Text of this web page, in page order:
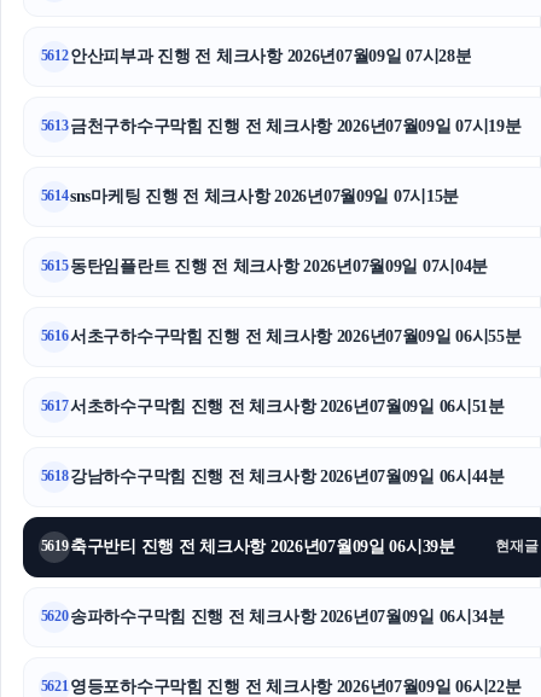
축구반티
평택이혼전문변호사
폰테크
5612안산피부과 진행 전 체크사항 2026년07월09일 07시28분
5613금천구하수구막힘 진행 전 체크사항 2026년07월09일 07시19분
5614sns마케팅 진행 전 체크사항 2026년07월09일 07시15분
5615동탄임플란트 진행 전 체크사항 2026년07월09일 07시04분
5616서초구하수구막힘 진행 전 체크사항 2026년07월09일 06시55분
5617서초하수구막힘 진행 전 체크사항 2026년07월09일 06시51분
5618강남하수구막힘 진행 전 체크사항 2026년07월09일 06시44분
5619축구반티 진행 전 체크사항 2026년07월09일 06시39분 현재글
5620송파하수구막힘 진행 전 체크사항 2026년07월09일 06시34분
5621영등포하수구막힘 진행 전 체크사항 2026년07월09일 06시22분